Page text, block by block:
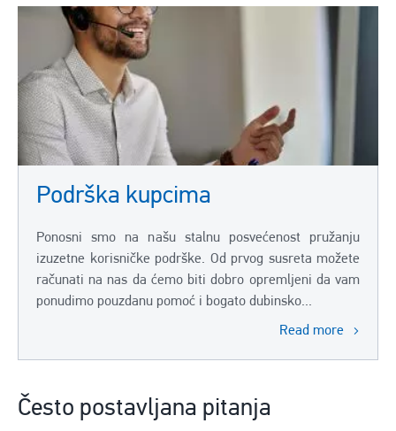
Podrška kupcima
Ponosni smo na našu stalnu posvećenost pružanju
izuzetne korisničke podrške. Od prvog susreta možete
računati na nas da ćemo biti dobro opremljeni da vam
ponudimo pouzdanu pomoć i bogato dubinsko...
Read more
Često postavljana pitanja